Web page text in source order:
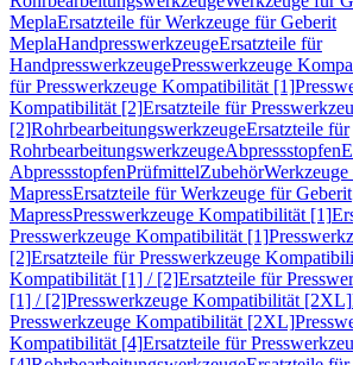
MeplaErsatzteile für Werkzeuge für Geberit
MeplaHandpresswerkzeugeErsatzteile für
HandpresswerkzeugePresswerkzeuge
für Presswerkzeuge Kompatibilität [1]
Kompatibilität [2]Ersatzteile für
[2]RohrbearbeitungswerkzeugeErsatzteile für
RohrbearbeitungswerkzeugeAbpressstopfen
AbpressstopfenPrüfmittelZubehör
MapressErsatzteile für Werkzeuge für Geberit
MapressPresswerkzeuge Kompatibilität [1]
Presswerkzeuge Kompatibilität [1]
[2]Ersatzteile für Presswerkzeuge
Kompatibilität [1] / [2]Ersatzteile für
[1] / [2]Presswerkzeuge Kompatibilität [2XL]
Presswerkzeuge Kompatibilität [2XL]
Kompatibilität [4]Ersatzteile für